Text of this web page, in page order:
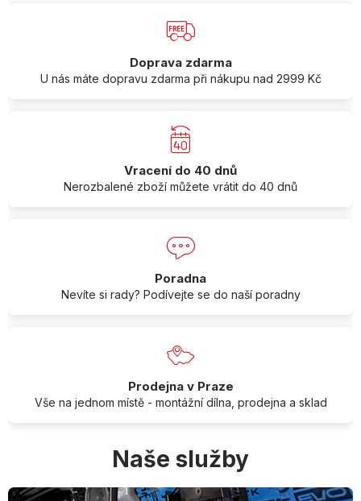
Doprava zdarma
U nás máte dopravu zdarma při nákupu nad 2999 Kč
Vracení do 40 dnů
Nerozbalené zboží můžete vrátit do 40 dnů
Poradna
Nevíte si rady? Podívejte se do naší poradny
Prodejna v Praze
Vše na jednom místě - montážní dílna, prodejna a sklad
Naše služby